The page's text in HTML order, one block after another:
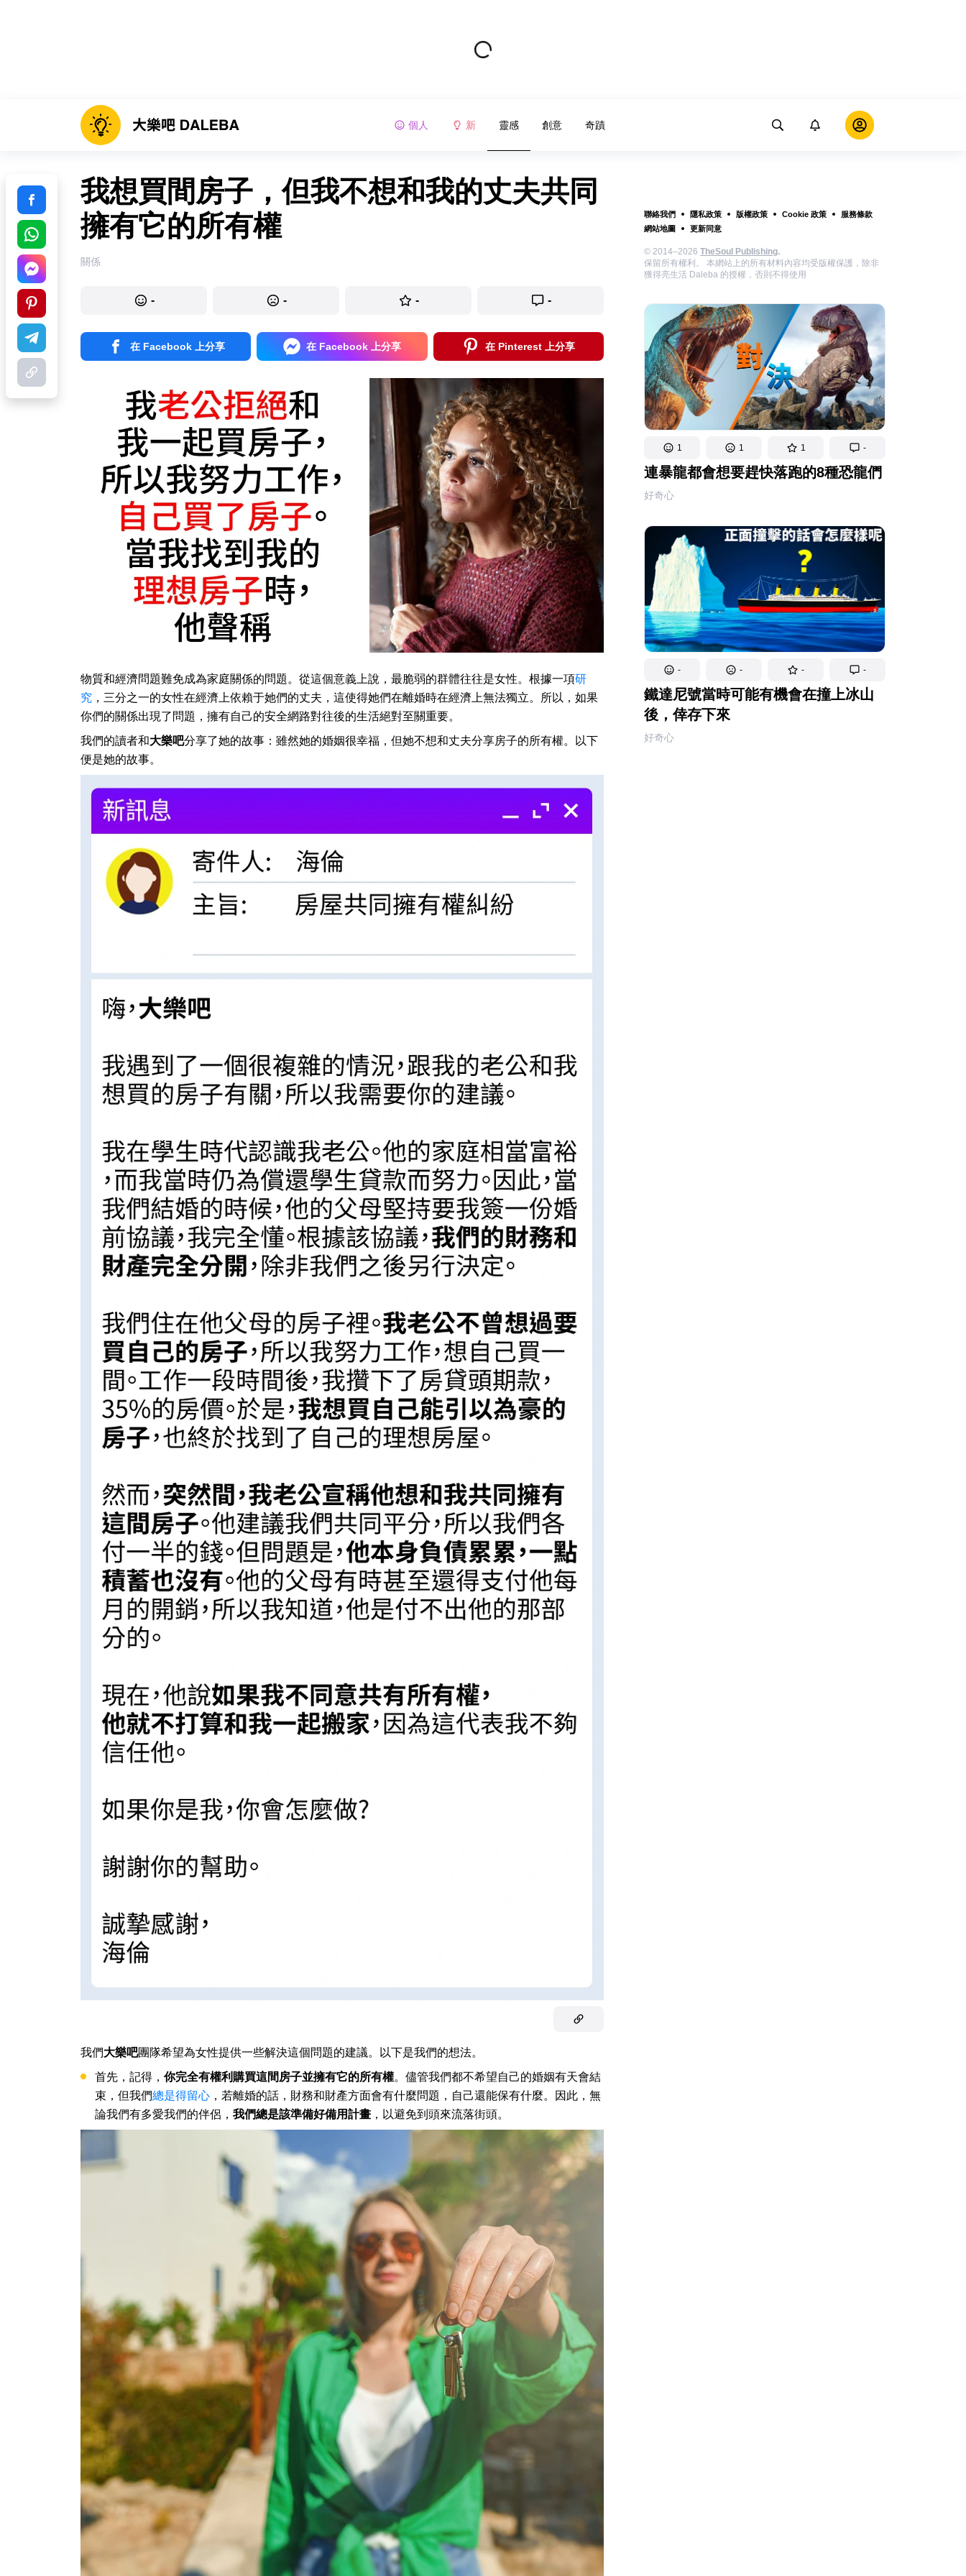
個人 新 靈感 創意 奇蹟
聯絡我們 隱私政策 版權政策 Cookie 政策
服務條款
網站地圖
更新同意
© 2014–2026 TheSoul Publishing.
保留所有權利。 本網站上的所有材料內容均受版權保護，除非
獲得亮生活 Daleba 的授權，否則不得使用
1 1 1 -
連暴龍都會想要趕快落跑的8種恐龍們
好奇心
- - - -
鐵達尼號當時可能有機會在撞上冰山
後，倖存下來
好奇心
我想買間房子，但我不想和我的丈夫共同
擁有它的所有權
關係
- - - -
在 Facebook 上分享 在 Facebook 上分享 在 Pinterest 上分享
物質和經濟問題難免成為家庭關係的問題。從這個意義上說，最脆弱的群體往往是女性。根據一項研
究 ，三分之一的女性在經濟上依賴于她們的丈夫，這使得她們在離婚時在經濟上無法獨立。所以，如果
你們的關係出現了問題，擁有自己的安全網路對往後的生活絕對至關重要。
我們的讀者和大樂吧分享了她的故事：雖然她的婚姻很幸福，但她不想和丈夫分享房子的所有權。以下
便是她的故事。
我們大樂吧團隊希望為女性提供一些解決這個問題的建議。以下是我們的想法。
首先，記得， 你完全有權利購買這間房子並擁有它的所有權。儘管我們都不希望自己的婚姻有天會結
束，但我們總是得留心 ，若離婚的話，財務和財產方面會有什麼問題，自己還能保有什麼。因此，無
論我們有多愛我們的伴侶， 我們總是該準備好備用計畫 ，以避免到頭來流落街頭。